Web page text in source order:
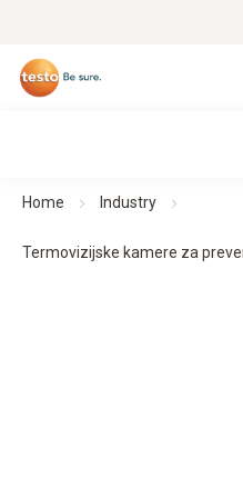
Home Industry
Termovizijske kamere za